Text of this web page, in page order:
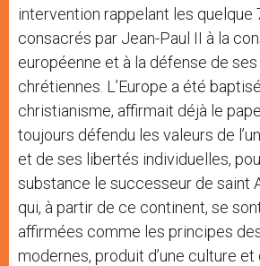
intervention rappelant les quelque
consacrés par Jean-Paul II à la
européenne et à la défense de
chrétiennes. L’Europe a été
christianisme, affirmait déjà le
toujours défendu les valeurs de
et de ses libertés individuelles,
substance le successeur de saint
qui, à partir de ce continent, se
affirmées comme les principes
modernes, produit d’une culture et